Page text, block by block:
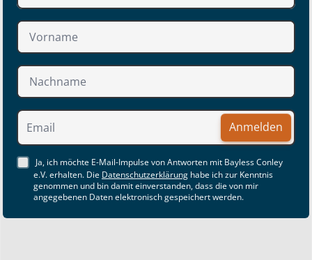
Anmelden
Ja, ich möchte E-Mail-Impulse von Antworten mit Bayless Conley
e.V. erhalten. Die Datenschutzerklärung habe ich zur Kenntnis
genommen und bin damit einverstanden, dass die von mir
angegebenen Daten elektronisch gespeichert werden.